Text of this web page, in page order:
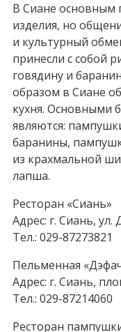
В Сиане основным
изделия, но
и культурный
принесли с собой
говядину и
образом в Сиане
кухня. Основными
являются:
баранины,
из крахмальной
лапша.
Ресторан «Сиань»
Адрес: г. Сиань, ул.
Тел.: 029-87273821
Пельменная
Адрес: г. Сиань,
Тел.: 029-87214060
Ресторан